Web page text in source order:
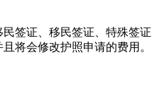
签证、移民签证、特殊签证
将会修改护照申请的费用。